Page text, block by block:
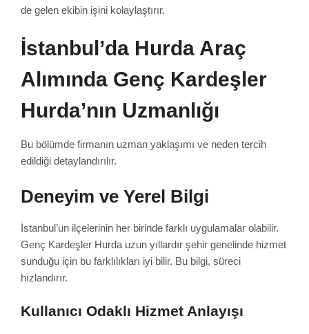
de gelen ekibin işini kolaylaştırır.
İstanbul’da Hurda Araç
Alımında Genç Kardeşler
Hurda’nın Uzmanlığı
Bu bölümde firmanın uzman yaklaşımı ve neden tercih
edildiği detaylandırılır.
Deneyim ve Yerel Bilgi
İstanbul’un ilçelerinin her birinde farklı uygulamalar olabilir.
Genç Kardeşler Hurda uzun yıllardır şehir genelinde hizmet
sunduğu için bu farklılıkları iyi bilir. Bu bilgi, süreci
hızlandırır.
Kullanıcı Odaklı Hizmet Anlayışı